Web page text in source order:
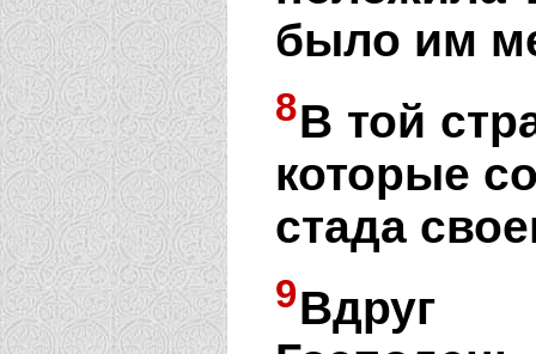
было им
8В той
которые
стада
9Вдруг